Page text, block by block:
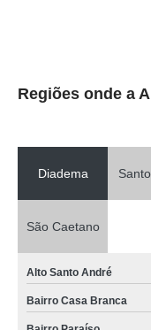
Regiões onde a
Diadema
São Caetano
Alto Santo André
Bairro Casa Branca